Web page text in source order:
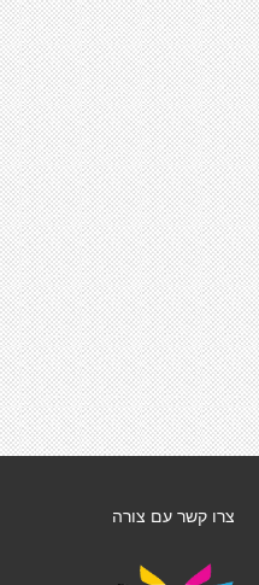
צרו קשר עם צורה